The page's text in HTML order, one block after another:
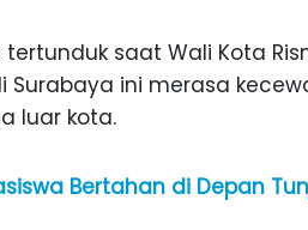
saat Wali Kota
ini merasa
luar kota.
Bertahan di Depan